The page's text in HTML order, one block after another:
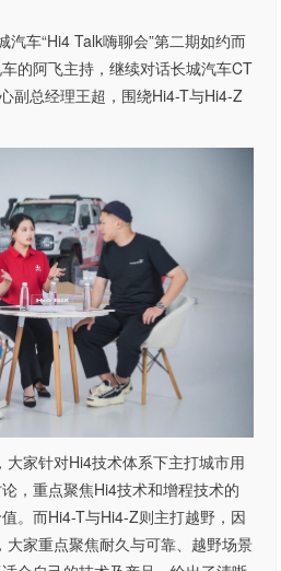
车“Hi4 Talk嗨聊会”第二期如约而
的阿飞主持，继续对话长城汽车CT
副总经理王超，围绕Hi4-T与Hi4-Z
大家针对Hi4技术体系下主打城市用
，重点聚焦Hi4技术和增程技术的
。而Hi4-T与Hi4-Z则主打越野，因
大家重点聚焦耐久与可靠、越野场景